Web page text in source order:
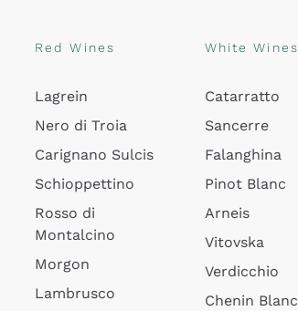
Red Wines
Lagrein
Nero di Troia
Carignano Sulcis
Schioppettino
Rosso di
Montalcino
Morgon
Lambrusco
White Wines
Catarratto
Sancerre
Falanghina
Pinot Blanc
Arneis
Vitovska
Verdicchio
Chenin Blanc